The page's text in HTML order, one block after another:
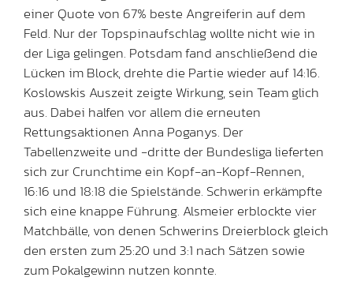
einer Quote von 67% beste Angreiferin auf dem
Feld. Nur der Topspinaufschlag wollte nicht wie in
der Liga gelingen. Potsdam fand anschließend die
Lücken im Block, drehte die Partie wieder auf 14:16.
Koslowskis Auszeit zeigte Wirkung, sein Team glich
aus. Dabei halfen vor allem die erneuten
Rettungsaktionen Anna Poganys. Der
Tabellenzweite und -dritte der Bundesliga lieferten
sich zur Crunchtime ein Kopf-an-Kopf-Rennen,
16:16 und 18:18 die Spielstände. Schwerin erkämpfte
sich eine knappe Führung. Alsmeier erblockte vier
Matchbälle, von denen Schwerins Dreierblock gleich
den ersten zum 25:20 und 3:1 nach Sätzen sowie
zum Pokalgewinn nutzen konnte.